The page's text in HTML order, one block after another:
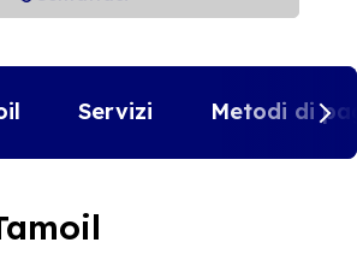
Servizi Metodi di